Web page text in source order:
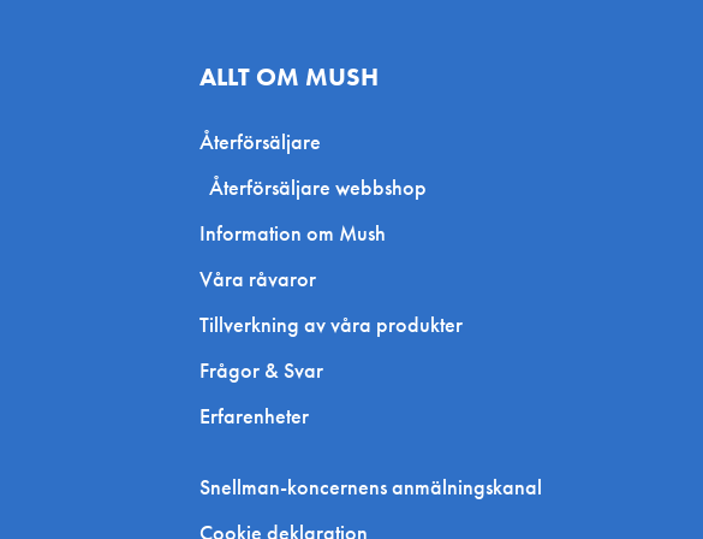
ALLT OM MUSH
Återförsäljare
Återförsäljare webbshop
Information om Mush
Våra råvaror
Tillverkning av våra produkter
Frågor & Svar
Erfarenheter
Snellman-koncernens anmälningskanal
Cookie deklaration